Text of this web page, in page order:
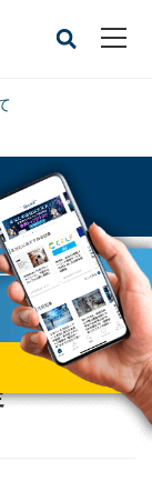
用サーバ」を改定
で利用可能